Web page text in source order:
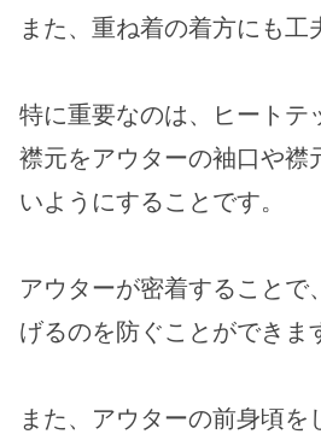
また、重ね着の着方にも工
特に重要なのは、ヒートテ
襟元をアウターの袖口や襟
いようにすることです。
アウターが密着することで
げるのを防ぐことができま
また、アウターの前身頃を